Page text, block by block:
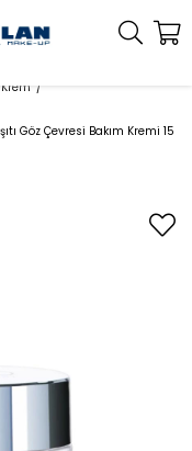
Krem
Göz Çevresi Bakım Kremi 15